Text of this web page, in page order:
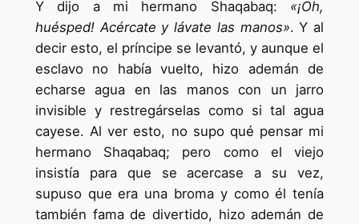
Y dijo a mi hermano Shaqabaq: «¡Oh,
huésped! Acércate y lávate las manos». Y al
decir esto, el príncipe se levantó, y aunque el
esclavo no había vuelto, hizo ademán de
echarse agua en las manos con un jarro
invisible y restregárselas como si tal agua
cayese. Al ver esto, no supo qué pensar mi
hermano Shaqabaq; pero como el viejo
insistía para que se acercase a su vez,
supuso que era una broma y como él tenía
también fama de divertido, hizo ademán de